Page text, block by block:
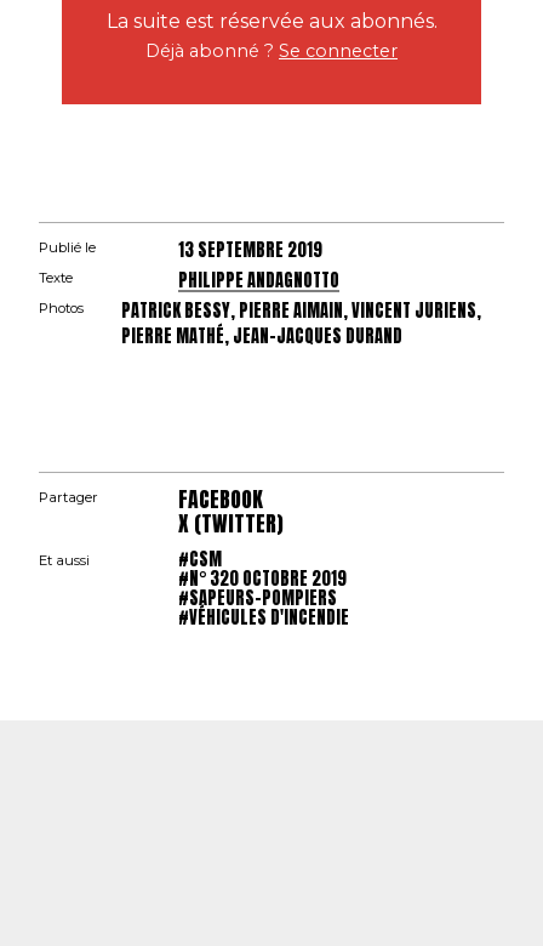
La suite est réservée aux abonnés.
Déjà abonné ? Se connecter
Publié le 13 SEPTEMBRE 2019
Texte PHILIPPE ANDAGNOTTO
Photos
PATRICK BESSY, PIERRE AIMAIN, VINCENT JURIENS,
PIERRE MATHÉ, JEAN-JACQUES DURAND
Partager FACEBOOK
X (TWITTER)
Et aussi #CSM
#N° 320 OCTOBRE 2019
#SAPEURS-POMPIERS
#VÉHICULES D'INCENDIE